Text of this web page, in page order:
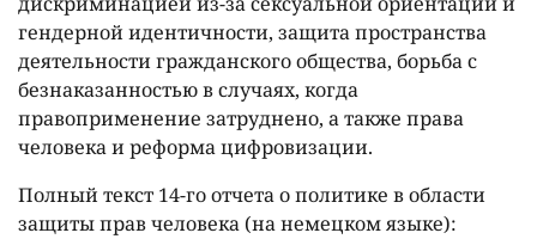
гендерной идентичности, защита пространства
деятельности гражданского общества, борьба с
безнаказанностью в случаях, когда
правоприменение затруднено, а также права
человека и реформа цифровизации.
Полный текст 14-го отчета о политике в области
защиты прав человека (на немецком языке):